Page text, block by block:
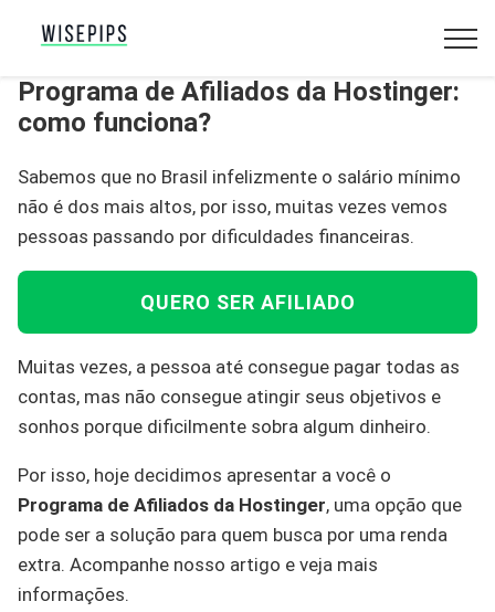
Programa de Afiliados da Hostinger:
como funciona?
Sabemos que no Brasil infelizmente o salário mínimo
não é dos mais altos, por isso, muitas vezes vemos
pessoas passando por dificuldades financeiras.
QUERO SER AFILIADO
Muitas vezes, a pessoa até consegue pagar todas as
contas, mas não consegue atingir seus objetivos e
sonhos porque dificilmente sobra algum dinheiro.
Por isso, hoje decidimos apresentar a você o
Programa de Afiliados da Hostinger, uma opção que
pode ser a solução para quem busca por uma renda
extra. Acompanhe nosso artigo e veja mais
informações.